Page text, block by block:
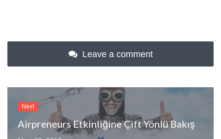
Leave a comment
Next
Airpreneurs Etkinliğine Çift Yönlü Bakış